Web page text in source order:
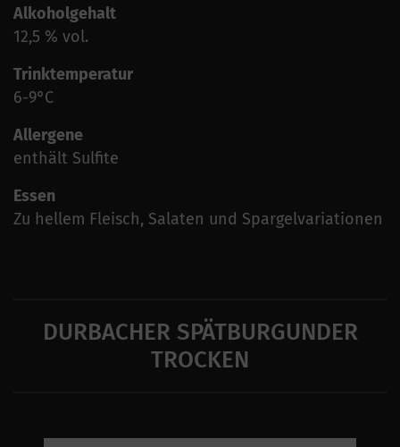
Alkoholgehalt
12,5 % vol.
Trinktemperatur
6-9°C
Allergene
enthält Sulfite
Essen
Zu hellem Fleisch, Salaten und Spargelvariationen
DURBACHER SPÄTBURGUNDER
TROCKEN